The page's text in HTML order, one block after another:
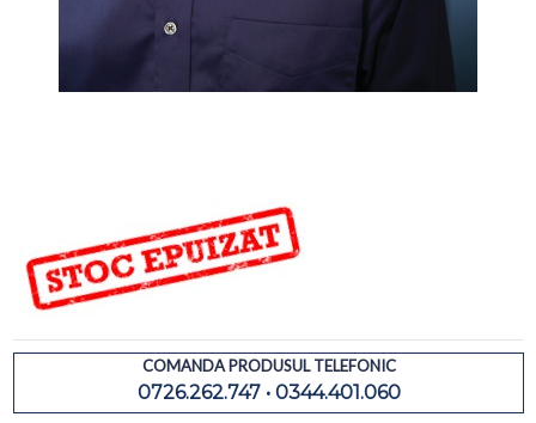
COMANDA PRODUSUL TELEFONIC
0726.262.747 • 0344.401.060